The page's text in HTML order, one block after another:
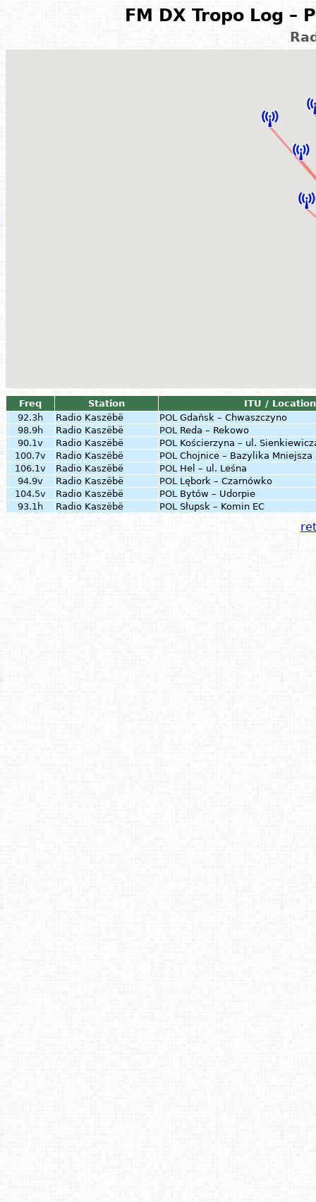
FM DX Tropo Log –
Freq Station
ITU / Location
92.3h
Radio Kaszëbë POL Gdańsk – Chwaszczyno
98.9h
Radio Kaszëbë POL Reda – Rekowo
90.1v
Radio Kaszëbë POL Kościerzyna – ul.
100.7v
Radio Kaszëbë POL Chojnice – Bazylika Mniejsza
106.1v
Radio Kaszëbë POL Hel – ul. Leśna
94.9v
Radio Kaszëbë POL Lębork – Czarnówko
104.5v
Radio Kaszëbë POL Bytów – Udorpie
93.1h
Radio Kaszëbë POL Słupsk – Komin EC